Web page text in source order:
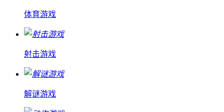
体育游戏
射击游戏
解谜游戏